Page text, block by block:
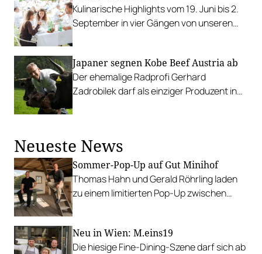
Kulinarische Highlights vom 19. Juni bis 2.
September in vier Gängen von unseren
Freiluft.
Japaner segnen Kobe Beef Austria ab
Der ehemalige Radprofi Gerhard
Zadrobilek darf als einziger Produzent in
Neueste News
Sommer-Pop-Up auf Gut Minihof
Thomas Hahn und Gerald Röhrling laden
zu einem limitierten Pop-Up zwischen
Neu in Wien: M.eins19
Die hiesige Fine-Dining-Szene darf sich ab